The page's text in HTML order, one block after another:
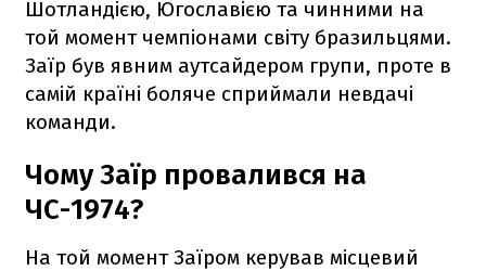
Шотландією, Югославією та чинними на
той момент чемпіонами світу бразильцями.
Заїр був явним аутсайдером групи, проте в
самій країні боляче сприймали невдачі
команди.
Чому Заїр провалився на
ЧС-1974?
На той момент Заїром керував місцевий